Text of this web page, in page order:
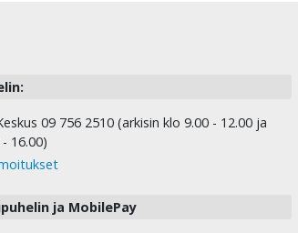
09 756 2510 (arkisin klo 9.00 - 12.00 ja
16.00)
ja MobilePay